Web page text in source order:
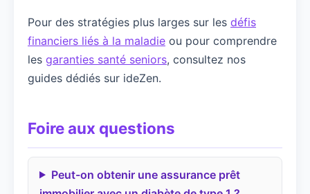
Pour des stratégies plus larges sur les défis
financiers liés à la maladie ou pour comprendre
les garanties santé seniors, consultez nos
guides dédiés sur ideZen.
Foire aux questions
Peut-on obtenir une assurance prêt